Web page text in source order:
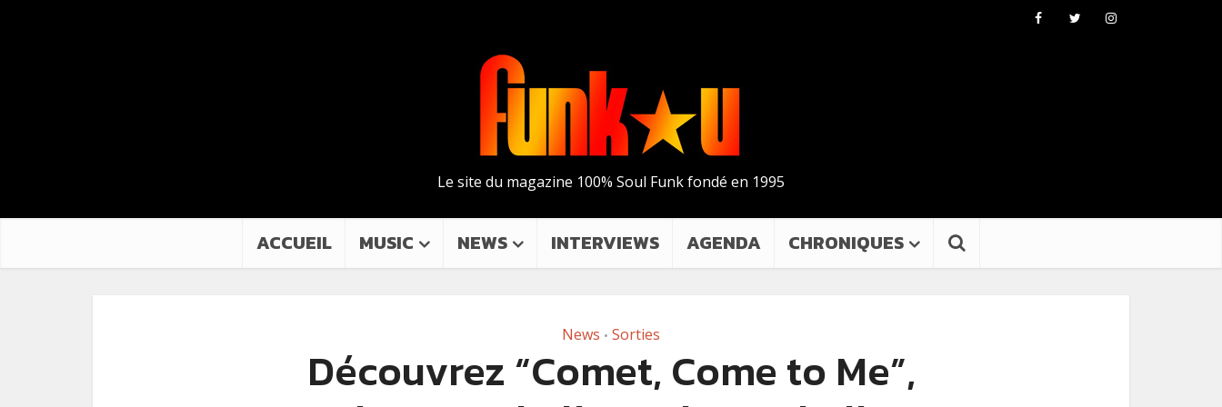
Le site du magazine 100% Soul Funk fondé en 1995
ACCUEIL MUSIC NEWS INTERVIEWS AGENDA CHRONIQUES
News • Sorties
Découvrez “Comet, Come to Me”,